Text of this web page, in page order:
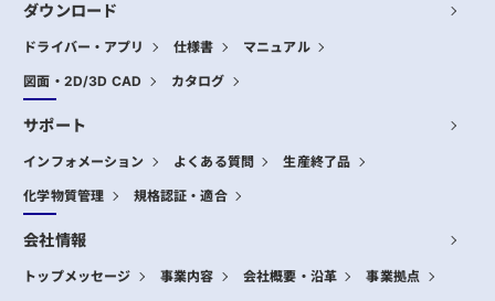
ダウンロード
ドライバー・アプリ 仕様書 マニュアル
図面・2D/3D CAD カタログ
サポート
インフォメーション よくある質問 生産終了品
化学物質管理 規格認証・適合
会社情報
トップメッセージ 事業内容 会社概要・沿革 事業拠点